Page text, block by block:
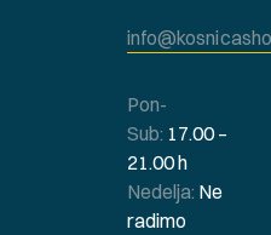
Pon-
Sub: 17.00 –
21.00 h
Nedelja: Ne
radimo